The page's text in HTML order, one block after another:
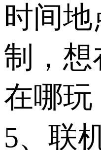
时间地
制，想
在哪玩
5、联